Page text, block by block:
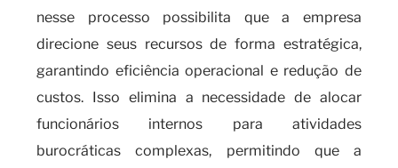
nesse processo possibilita que a empresa
direcione seus recursos de forma estratégica,
garantindo eficiência operacional e redução de
custos. Isso elimina a necessidade de alocar
funcionários internos para atividades
burocráticas complexas, permitindo que a